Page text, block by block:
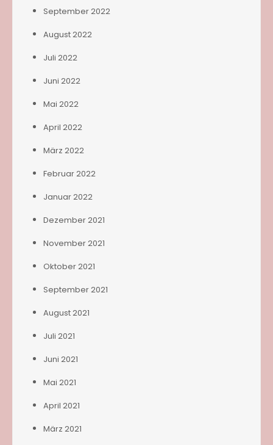
September 2022
August 2022
Juli 2022
Juni 2022
Mai 2022
April 2022
März 2022
Februar 2022
Januar 2022
Dezember 2021
November 2021
Oktober 2021
September 2021
August 2021
Juli 2021
Juni 2021
Mai 2021
April 2021
März 2021